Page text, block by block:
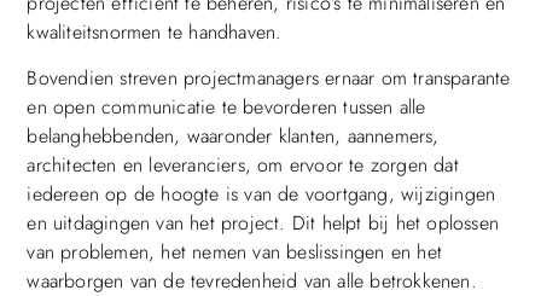
kwaliteitsnormen te handhaven.
Bovendien streven projectmanagers ernaar om transparante
en open communicatie te bevorderen tussen alle
belanghebbenden, waaronder klanten, aannemers,
architecten en leveranciers, om ervoor te zorgen dat
iedereen op de hoogte is van de voortgang, wijzigingen
en uitdagingen van het project. Dit helpt bij het oplossen
van problemen, het nemen van beslissingen en het
waarborgen van de tevredenheid van alle betrokkenen.